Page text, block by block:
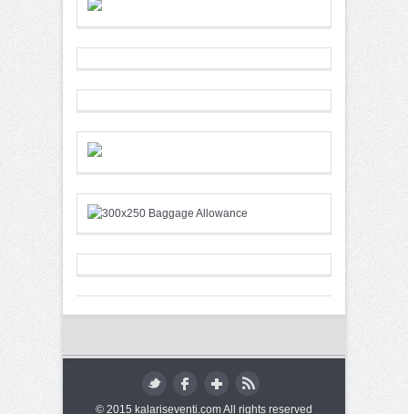
© 2015 kalariseventi.com All rights reserved